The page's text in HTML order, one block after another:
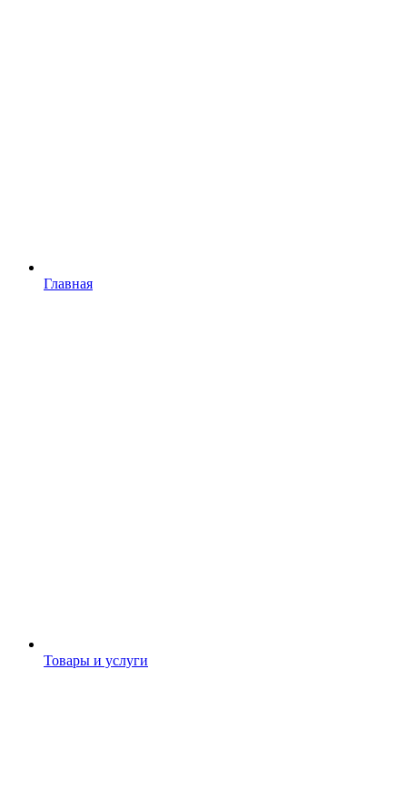
Главная
Товары и услуги